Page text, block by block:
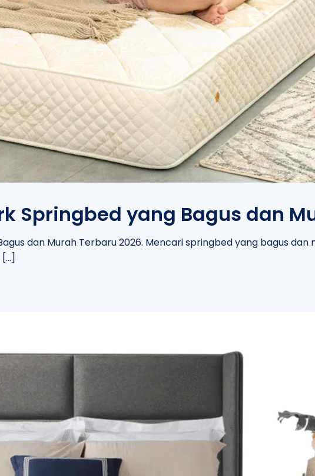
Springbed yang Bagus dan
dan Murah Terbaru 2026. Mencari springbed yang bagus
[…]